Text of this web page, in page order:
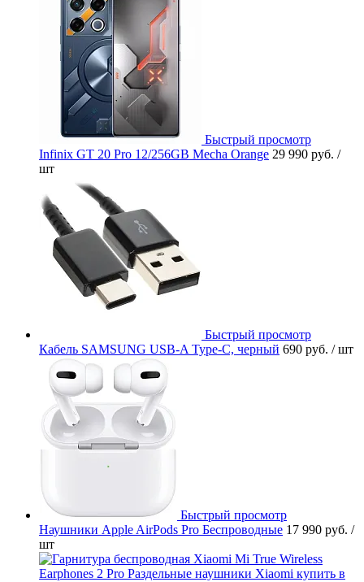
Быстрый просмотр
Infinix GT 20 Pro 12/256GB Mecha Orange 29 990 руб. /
шт
Быстрый просмотр
Кабель SAMSUNG USB-A Type-C, черный 690 руб. / шт
Быстрый просмотр
Наушники Apple AirPods Pro Беспроводные 17 990 руб. /
шт